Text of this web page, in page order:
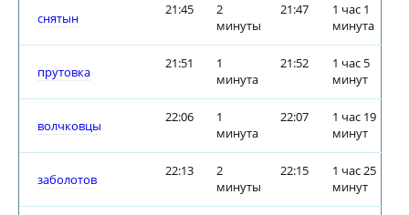
снятын
21:45
2
минуты
21:47
1 час 1
минута
прутовка
21:51
1
минута
21:52
1 час 5
минут
волчковцы
22:06
1
минута
22:07
1 час 19
минут
заболотов
22:13
2
минуты
22:15
1 час 25
минут